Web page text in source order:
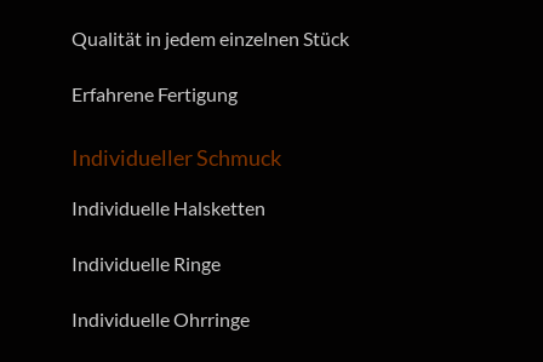
Individueller Schmuck
Individuelle Halsketten
Individuelle Ringe
Individuelle Ohrringe
Qualität in jedem einzelnen Stück
Erfahrene Fertigung